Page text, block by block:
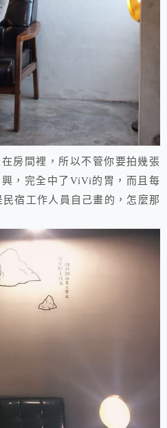
房間裡，所以不管你要拍幾張
，完全中了ViVi的胃，而且每
宿工作人員自己畫的，怎麼那